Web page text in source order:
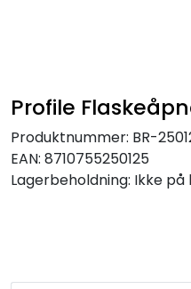
Profile
Produktnummer: BR-
EAN: 8710755250125
Lagerbeholdning: Ikke på